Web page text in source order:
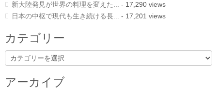
新大陸発見が世界の料理を変えた...
- 17,290 views
日本の中枢で現代も生き続ける長...
- 17,201 views
カテゴリー
カ
テ
リ
ー
アーカイブ